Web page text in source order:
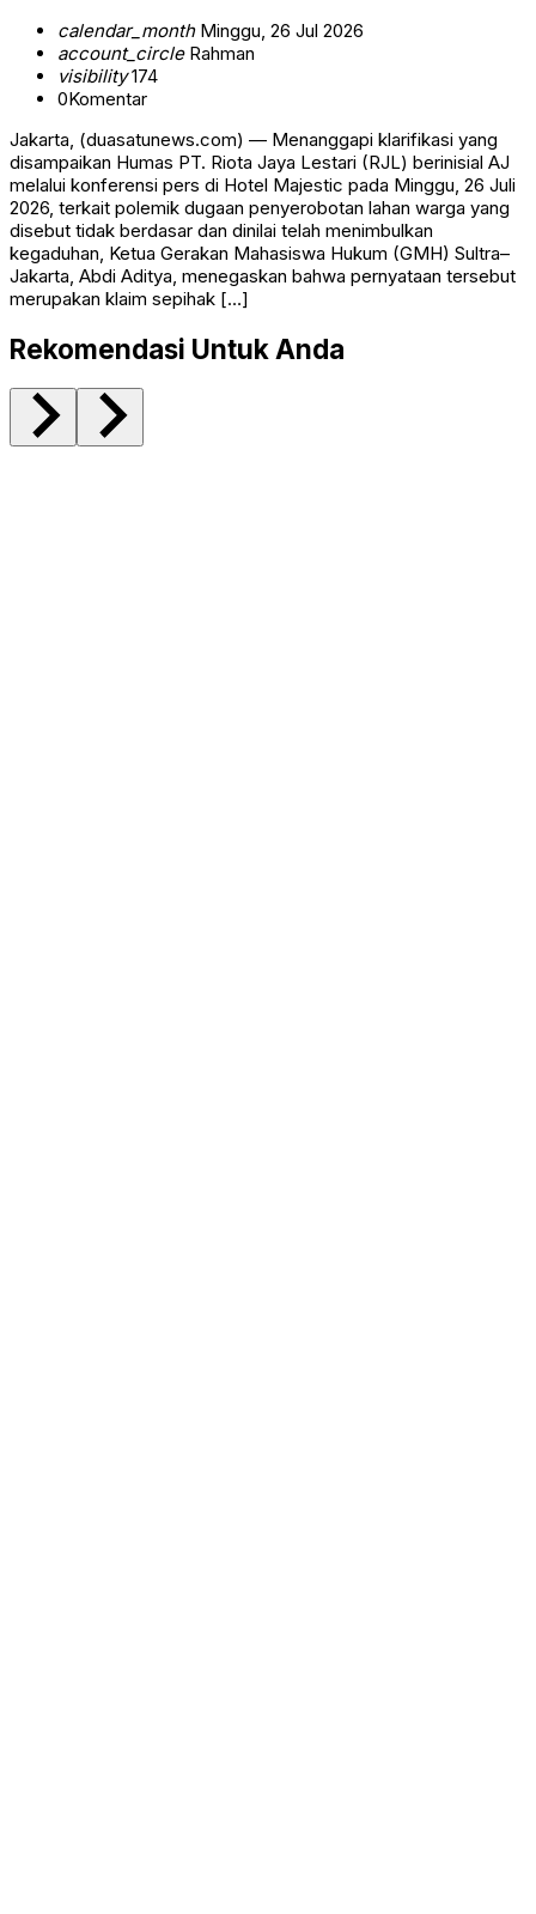
calendar_monthMinggu, 26 Jul 2026
account_circleRahman
visibility174
0Komentar
Jakarta, (duasatunews.com) — Menanggapi klarifikasi yang
disampaikan Humas PT. Riota Jaya Lestari (RJL) berinisial AJ
melalui konferensi pers di Hotel Majestic pada Minggu, 26 Juli
2026, terkait polemik dugaan penyerobotan lahan warga yang
disebut tidak berdasar dan dinilai telah menimbulkan
kegaduhan, Ketua Gerakan Mahasiswa Hukum (GMH) Sultra–
Jakarta, Abdi Aditya, menegaskan bahwa pernyataan tersebut
merupakan klaim sepihak […]
Rekomendasi Untuk Anda